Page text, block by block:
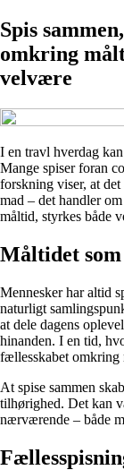
Spis
omkring
velvære
I en travl hverdag
Mange spiser foran
forskning viser, at
mad – det handler
måltid, styrkes både
Måltidet
Mennesker har altid
naturligt
at dele dagens
hinanden. I en tid,
fællesskabet
At spise sammen
tilhørighed. Det kan
nærværende – både